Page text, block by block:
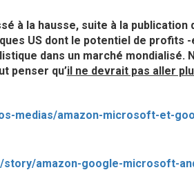
à la hausse, suite à la
US dont le potentiel de profits
dans un marché
penser qu’il ne devrait pas aller
story/amazon-google-microsoft-